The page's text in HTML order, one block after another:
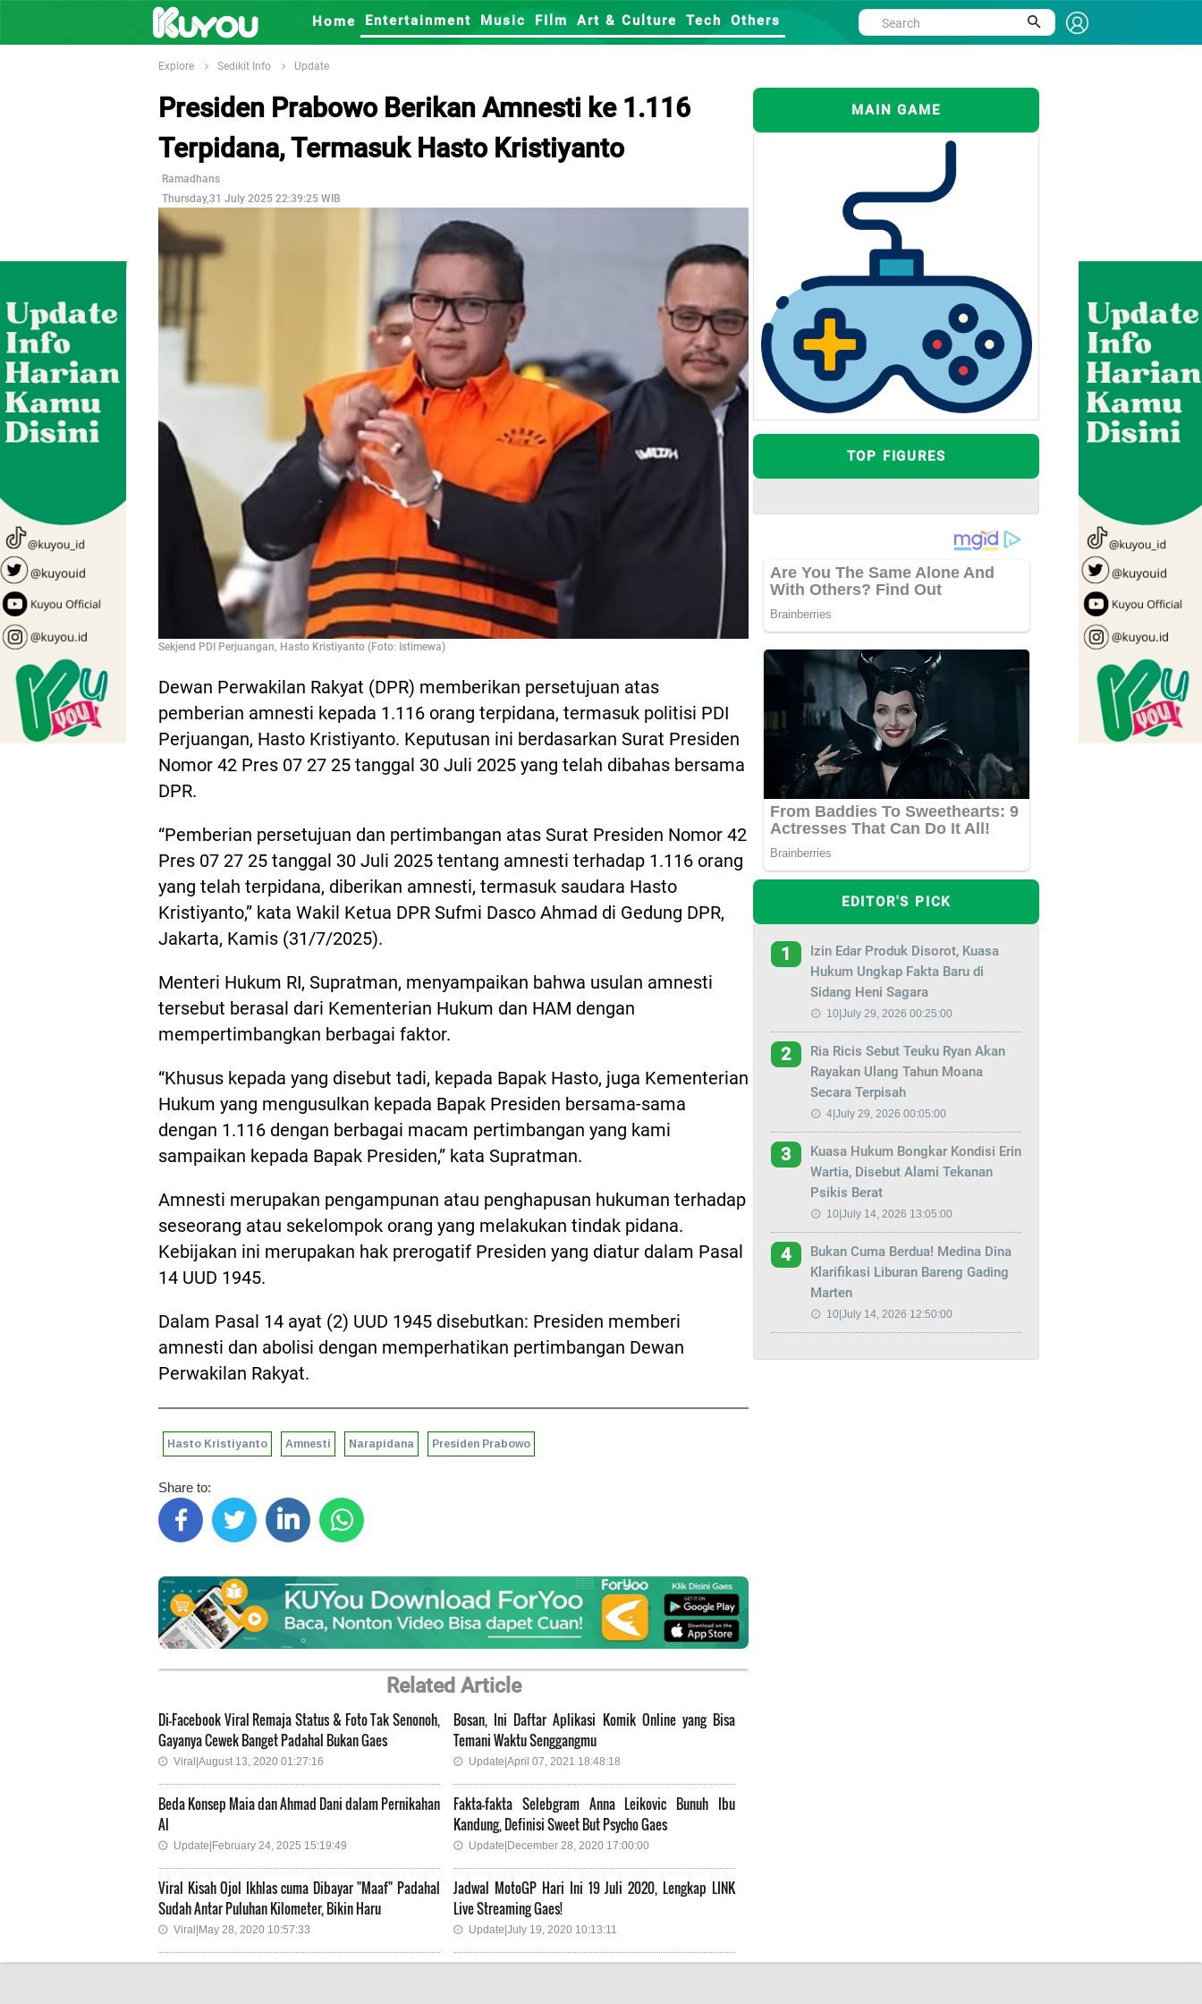
Home Entertainment Music FIlm Art & Culture Tech Others
Explore Sedikit Info Update
Presiden Prabowo Berikan Amnesti ke 1.116
Terpidana, Termasuk Hasto Kristiyanto
Ramadhans
Thursday,31 July 2025 22:39:25 WIB
Sekjend PDI Perjuangan, Hasto Kristiyanto (Foto: Istimewa)
Dewan Perwakilan Rakyat (DPR) memberikan persetujuan atas
pemberian amnesti kepada 1.116 orang terpidana, termasuk politisi PDI
Perjuangan, Hasto Kristiyanto. Keputusan ini berdasarkan Surat Presiden
Nomor 42 Pres 07 27 25 tanggal 30 Juli 2025 yang telah dibahas bersama
DPR.
“Pemberian persetujuan dan pertimbangan atas Surat Presiden Nomor 42
Pres 07 27 25 tanggal 30 Juli 2025 tentang amnesti terhadap 1.116 orang
yang telah terpidana, diberikan amnesti, termasuk saudara Hasto
Kristiyanto,” kata Wakil Ketua DPR Sufmi Dasco Ahmad di Gedung DPR,
Jakarta, Kamis (31/7/2025).
Menteri Hukum RI, Supratman, menyampaikan bahwa usulan amnesti
tersebut berasal dari Kementerian Hukum dan HAM dengan
mempertimbangkan berbagai faktor.
“Khusus kepada yang disebut tadi, kepada Bapak Hasto, juga Kementerian
Hukum yang mengusulkan kepada Bapak Presiden bersama-sama
dengan 1.116 dengan berbagai macam pertimbangan yang kami
sampaikan kepada Bapak Presiden,” kata Supratman.
Amnesti merupakan pengampunan atau penghapusan hukuman terhadap
seseorang atau sekelompok orang yang melakukan tindak pidana.
Kebijakan ini merupakan hak prerogatif Presiden yang diatur dalam Pasal
14 UUD 1945.
Dalam Pasal 14 ayat (2) UUD 1945 disebutkan: Presiden memberi
amnesti dan abolisi dengan memperhatikan pertimbangan Dewan
Perwakilan Rakyat.
Hasto Kristiyanto Amnesti Narapidana Presiden Prabowo
Share to:
Related Article
Di-Facebook Viral Remaja Status & Foto Tak Senonoh,
Gayanya Cewek Banget Padahal Bukan Gaes
Viral|August 13, 2020 01:27:16
Bosan, Ini Daftar Aplikasi Komik Online yang Bisa
Temani Waktu Senggangmu
Update|April 07, 2021 18:48:18
Beda Konsep Maia dan Ahmad Dani dalam Pernikahan
Al
Update|February 24, 2025 15:19:49
Fakta-fakta Selebgram Anna Leikovic Bunuh Ibu
Kandung, Definisi Sweet But Psycho Gaes
Update|December 28, 2020 17:00:00
Viral Kisah Ojol Ikhlas cuma Dibayar "Maaf" Padahal
Sudah Antar Puluhan Kilometer, Bikin Haru
Viral|May 28, 2020 10:57:33
Jadwal MotoGP Hari Ini 19 Juli 2020, Lengkap LINK
Live Streaming Gaes!
Update|July 19, 2020 10:13:11
MAIN GAME
TOP FIGURES
EDITOR'S PICK
1
Izin Edar Produk Disorot, Kuasa
Hukum Ungkap Fakta Baru di
Sidang Heni Sagara
10|July 29, 2026 00:25:00
2
Ria Ricis Sebut Teuku Ryan Akan
Rayakan Ulang Tahun Moana
Secara Terpisah
4|July 29, 2026 00:05:00
3
Kuasa Hukum Bongkar Kondisi Erin
Wartia, Disebut Alami Tekanan
Psikis Berat
10|July 14, 2026 13:05:00
4
Bukan Cuma Berdua! Medina Dina
Klarifikasi Liburan Bareng Gading
Marten
10|July 14, 2026 12:50:00